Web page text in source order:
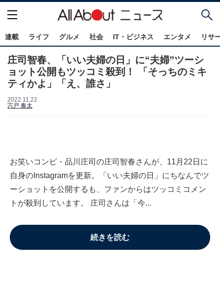
連載 ライフ グルメ 社会 IT・ビジネス エンタメ リサ
庄司智春、「いい夫婦の日」に“夫婦”ツーシ
ョット公開もツッコミ殺到！ 「そっちのミキ
ティかよ」「え、誰さ」
2022.11.22
宍戸 奏太
お笑いコンビ・品川庄司の庄司智春さんが、11月22日に
自身のInstagramを更新。「いい夫婦の日」にちなんでツ
ーショットを公開するも、ファンからはツッコミコメン
トが殺到しています。 庄司さんは「今...
続きを読む